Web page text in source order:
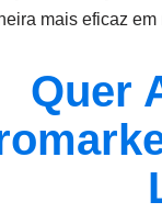
mais eficaz em
Quer